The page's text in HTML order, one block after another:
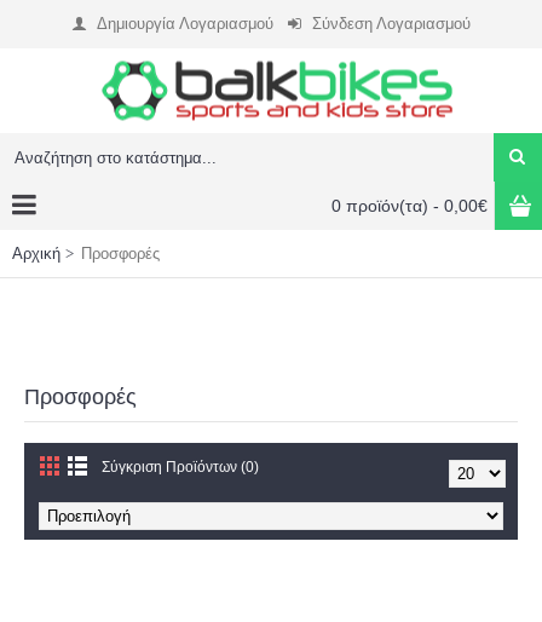
Δημιουργία Λογαριασμού Σύνδεση Λογαριασμού
0 προϊόν(τα) - 0,00€
Αρχική Προσφορές
Προσφορές
Σύγκριση Προϊόντων (0)